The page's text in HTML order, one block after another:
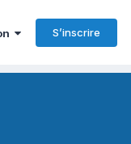
S’inscrire